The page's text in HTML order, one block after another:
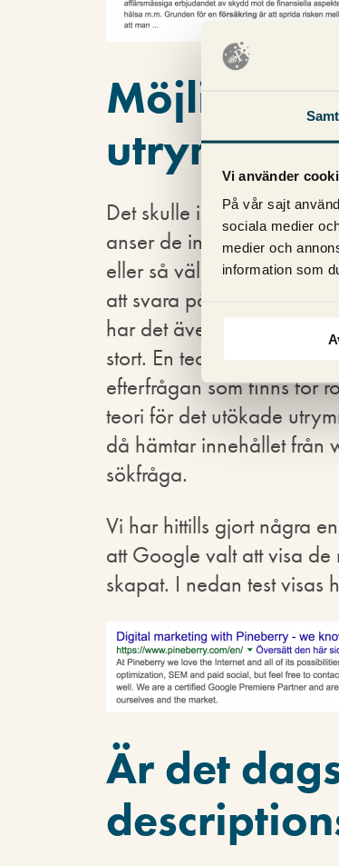
Vi använder
På vår sajt
sociala medier
medier och
information som
Möjliga
utrymme
Det skulle i min mening
anser de inte att en kort
eller så väljer Google att
att svara på besökarens
har det även diskuterats
stort. En teori är att det
efterfrågan som finns för
teori för det utökade
då hämtar innehållet från
sökfråga.
Vi har hittills gjort några
att Google valt att visa
skapat. I nedan test visas
Är det